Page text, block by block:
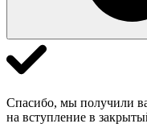
Спасибо, мы получили
на вступление в